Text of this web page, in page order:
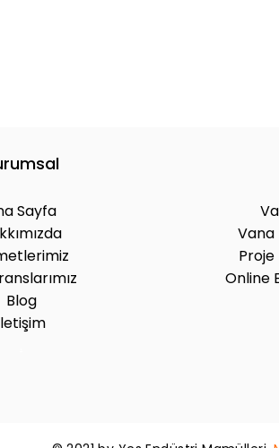
Sayfa
Blog
Vana
Proje
Online